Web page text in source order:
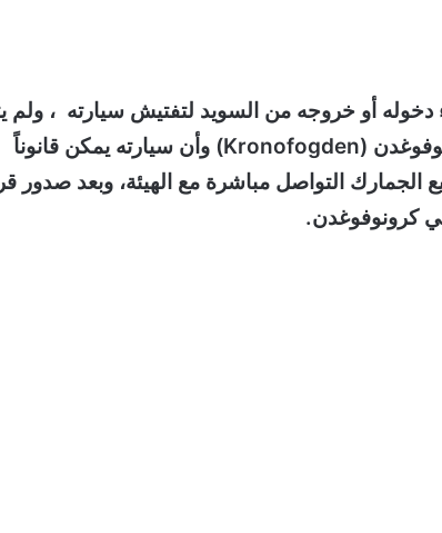
دخوله أو خروجه من السويد لتفتيش سيارته ، ولم
العثور على أي مخالفة، ثم تبين أن الشخص مُدين لهيئة كرونوفوغدن (Kronofogden) وأن سيارته يمكن قانوناً
الجمارك التواصل مباشرة مع الهيئة، وبعد صدور
كرونوفوغدن.